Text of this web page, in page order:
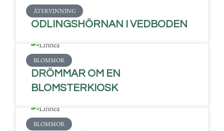
ÅTERVINNING
ODLINGSHÖRNAN I VEDBODEN
BLOMMOR
DRÖMMAR OM EN
BLOMSTERKIOSK
BLOMMOR